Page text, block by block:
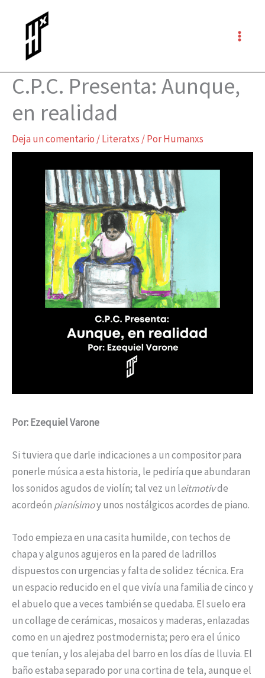
contenido
C.P.C. Presenta: Aunque,
en realidad
Deja un comentario /Literatxs / PorHumanxs
Por: Ezequiel Varone
Si tuviera que darle indicaciones a un compositor para
ponerle música a esta historia, le pediría que abundaran
los sonidos agudos de violín; tal vez un leitmotivde
acordeón pianísimoy unos nostálgicos acordes de piano.
Todo empieza en una casita humilde, con techos de
chapa y algunos agujeros en la pared de ladrillos
dispuestos con urgencias y falta de solidez técnica. Era
un espacio reducido en el que vivía una familia de cinco y
el abuelo que a veces también se quedaba. El suelo era
un collage de cerámicas, mosaicos y maderas, enlazadas
como en un ajedrez postmodernista; pero era el único
que tenían, y los alejaba del barro en los días de lluvia. El
baño estaba separado por una cortina de tela, aunque el